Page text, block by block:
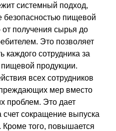
системный подход,
пищевой
от получения сырья до
Это позволяет
каждого сотрудника за
продукции.
всех сотрудников
мер вместо
проблем. Это дает
сокращение выпуска
Кроме того, повышается